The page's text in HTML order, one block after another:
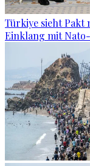
Türkiye sieht Pakt
Einklang mit